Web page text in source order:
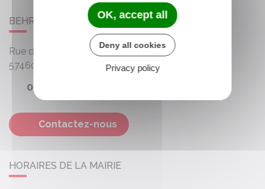
BEHREN-LÈS-FORBACH
Rue des Roses
57460
Behren-lès-Forbach
03 87 87 67 51
Contactez-nous
HORAIRES DE LA MAIRIE
OK, accept all
Deny all cookies
Privacy policy